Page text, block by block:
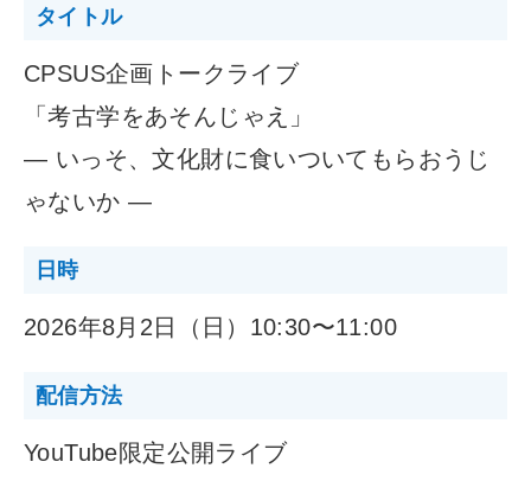
タイトル
CPSUS企画トークライブ
「考古学をあそんじゃえ」
― いっそ、文化財に食いついてもらおうじ
ゃないか ―
日時
2026年8月2日（日）10:30〜11:00
配信方法
YouTube限定公開ライブ